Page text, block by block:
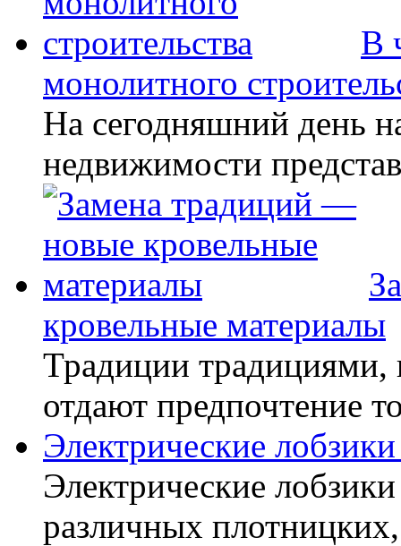
В
монолитного
На сегодняшний день
недвижимости
кровельные материалы
Традиции традициями,
отдают предпочтение
Электрические
Электрические
различных